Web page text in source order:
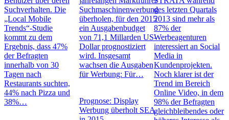
Suchverhalten. Die
„Local Mobile
Trends“-Studie
kommt zu dem
Ergebnis, dass 47%
der Befragten
innerhalb von 30
Tagen nach
Restaurants suchten,
44% nach Pizza und
38%…
Suchmaschinenwerbung
überholen, für den 2015
ein Ausgabenbudget
von 71,1 Millarden US-
Dollar prognostiziert
wird. Insgesamt
wachsen die Ausgaben
für Werbung: Für…
Prognose: Display
Werbung überholt SEA
des letzten Quartals
2013 sind mehr als
87% der
Werbeagenturen
interessiert an Social
Media in
Kundenprojekten.
Noch klarer ist der
Trend im Bereich
Online Video, in dem
98% der Befragten
gleichbleibendes oder